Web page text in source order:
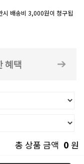
배송비 3,000원이 청구됩
총 상품 금액 0 원